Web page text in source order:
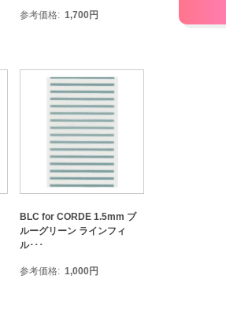
参考価格 1,700円
BLC for CORDE 1.5mm ブ
ルーグリーン ラインフィ
ル･･･
参考価格 1,000円